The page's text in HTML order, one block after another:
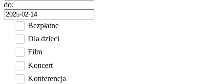
do:
Bezpłatne
Dla dzieci
Film
Koncert
Konferencja